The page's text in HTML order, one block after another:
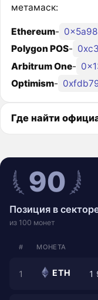
метамаск:
Ethereum-
Polygon POS-
Arbitrum One-
Optimism-
Где найти
90
Позиция в
из 100 монет
# МОНЕТА
1 ETH 1